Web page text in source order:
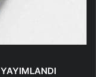
YAYIMLANDI